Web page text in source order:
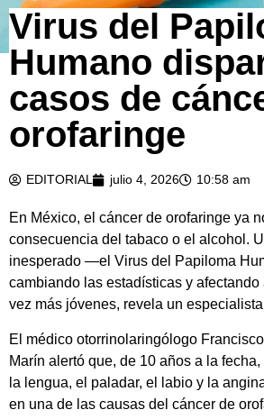
Virus del
Humano
casos de
orofaringe
EDITORIAL julio 4, 2026 10:58 am
En México, el cáncer de orofaringe ya
consecuencia del tabaco o el alcohol.
inesperado —el Virus del Papiloma
cambiando las estadísticas y afectando
vez más jóvenes, revela un
El médico otorrinolaringólogo
Marín alertó que, de 10 años a la
la lengua, el paladar, el labio y la
en una de las causas del cáncer de